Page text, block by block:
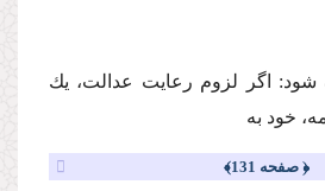
اگر لزوم رعایت عدالت، یك
خود به
﴿ صفحه 131﴾